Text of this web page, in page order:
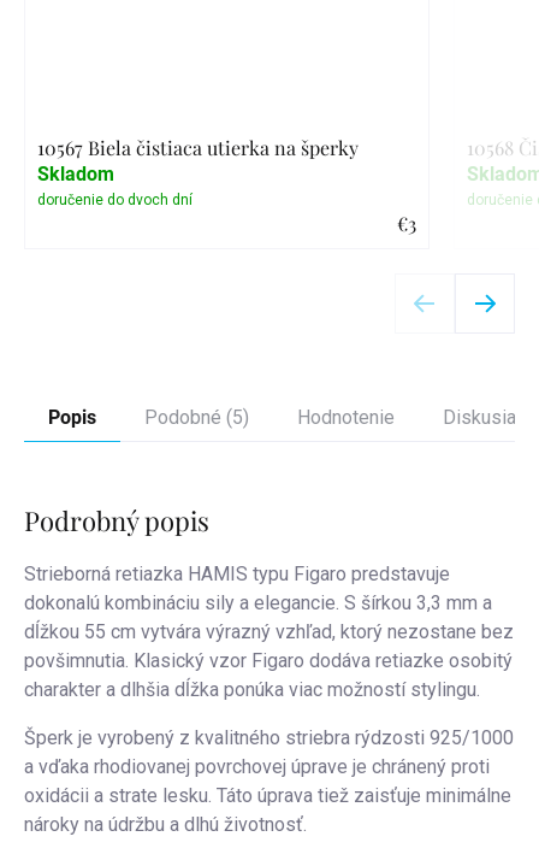
10567 Biela čistiaca utierka na šperky
€3
Skladom
10568
Popis Podobné (5) Hodnotenie Diskusia
Podrobný popis
Strieborná retiazka HAMIS typu Figaro predstavuje
dokonalú kombináciu sily a elegancie. S šírkou 3,3 mm a
dĺžkou 55 cm vytvára výrazný vzhľad, ktorý nezostane bez
povšimnutia. Klasický vzor Figaro dodáva retiazke osobitý
charakter a dlhšia dĺžka ponúka viac možností stylingu.
Šperk je vyrobený z kvalitného striebra rýdzosti 925/1000
a vďaka rhodiovanej povrchovej úprave je chránený proti
oxidácii a strate lesku. Táto úprava tiež zaisťuje minimálne
nároky na údržbu a dlhú životnosť.